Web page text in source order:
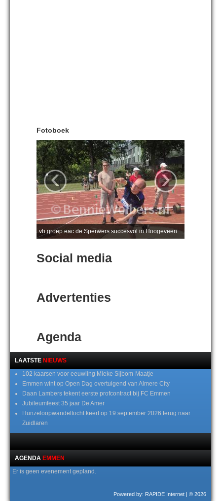
Fotoboek
vb groep eac de Sperwers succesvol in Hoogeveen
‹ ›
Social media
Advertenties
Agenda
LAATSTE NIEUWS
102 kaarsen voor eeuwling Mieke Sijbom-Maatje
Emmen wint op Open Dag overtuigend van Almere City
Daan Lambers tekent eerste profcontract bij FC Emmen
Jubileumfeest 35 jaar De Amer
Hunzeloopwandeltocht keert op 19 september 2026 terug naar
Zuidlaren
AGENDA EMMEN
Er is geen evenement gepland.
Powered by: RAPIDE Internet | © 2026